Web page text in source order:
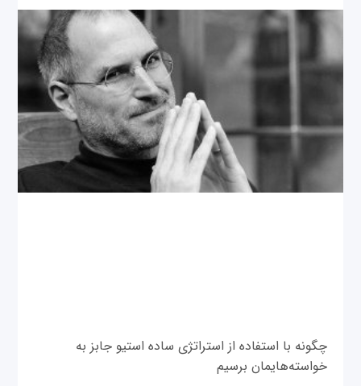
چگونه با استفاده از استراتژی ساده استیو جابز به
خواسته‌هایمان برسیم